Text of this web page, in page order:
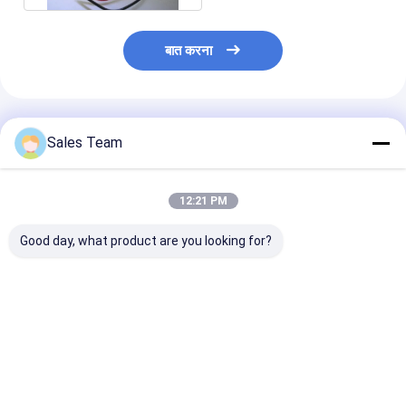
बात करना
अनुशंसित उत्पाद
Sales Team
12:21 PM
Good day, what product are you looking for?